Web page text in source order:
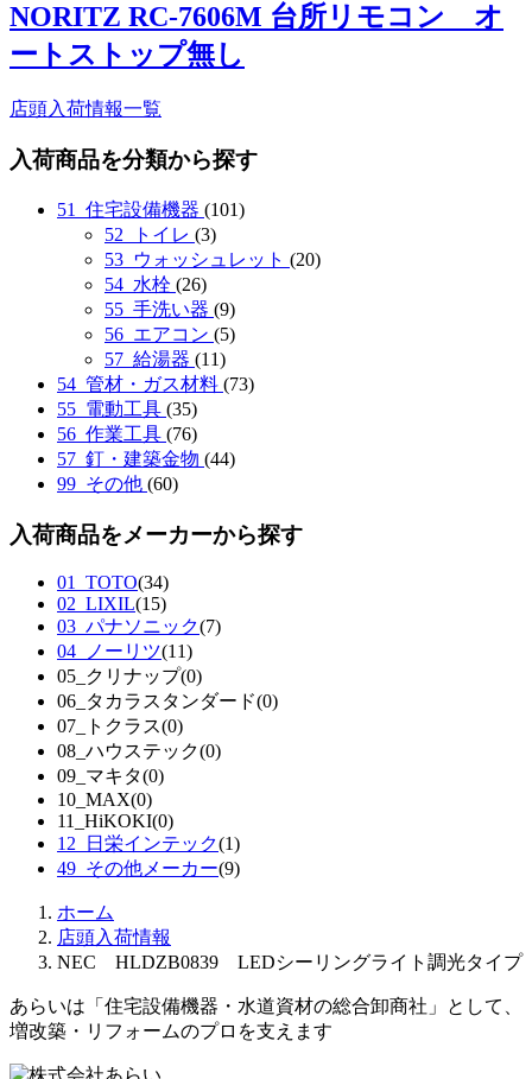
NORITZ RC-7606M 台所リモコン オ
ートストップ無し
店頭入荷情報一覧
入荷商品を分類から探す
51_住宅設備機器 (101)
52_トイレ (3)
53_ウォッシュレット (20)
54_水栓 (26)
55_手洗い器 (9)
56_エアコン (5)
57_給湯器 (11)
54_管材・ガス材料 (73)
55_電動工具 (35)
56_作業工具 (76)
57_釘・建築金物 (44)
99_その他 (60)
入荷商品をメーカーから探す
01_TOTO(34)
02_LIXIL(15)
03_パナソニック(7)
04_ノーリツ(11)
05_クリナップ(0)
06_タカラスタンダード(0)
07_トクラス(0)
08_ハウステック(0)
09_マキタ(0)
10_MAX(0)
11_HiKOKI(0)
12_日栄インテック(1)
49_その他メーカー(9)
ホーム
店頭入荷情報
NEC HLDZB0839 LEDシーリングライト調光タイプ
あらいは「住宅設備機器・水道資材の総合卸商社」として、
増改築・リフォームのプロを支えます